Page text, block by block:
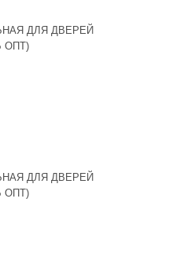
ДЛЯ ДВЕРЕЙ
ОПТ)
ДЛЯ ДВЕРЕЙ
ОПТ)